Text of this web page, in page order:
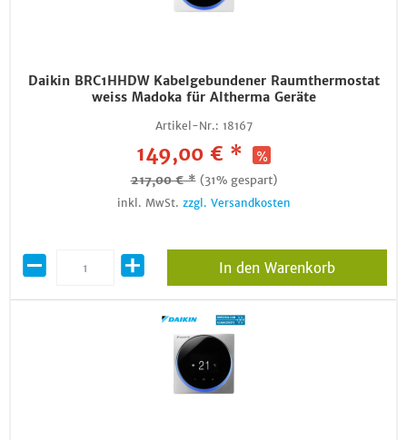
Daikin BRC1HHDW Kabelgebundener Raumthermostat
weiss Madoka für Altherma Geräte
Artikel-Nr.: 18167
149,00 € *
217,00 € * (31% gespart)
inkl. MwSt. zzgl. Versandkosten
In den Warenkorb